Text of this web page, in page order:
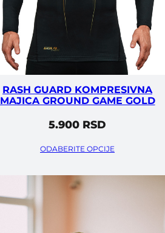
RASH GUARD KOMPRESIVNA
MAJICA GROUND GAME GOLD
5.900 RSD
ODABERITE OPCIJE